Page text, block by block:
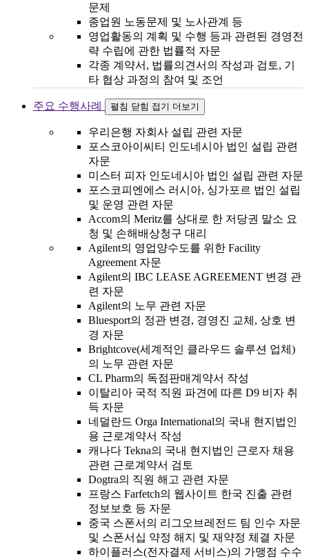
문제
종업원 노동문제 및 노사관계 등
영업활동의 계획 및 수행 등과 관련된 경영전
략 수립에 관한 법률적 자문
각종 계약서, 법률의견서의 작성과 검토, 기
타 협상 과정의 참여 및 조언
주요 수행사례 펼침 닫힘 접기 더보기
우리은행 자회사 설립 관련 자문
포스코아이씨티 인도네시아 법인 설립 관련
자문
미스터 피자 인도네시아 법인 설립 관련 자문
포스코피엔에스 러시아, 싱가포르 법인 설립
및 운영 관련 자문
Accom의 Meritz를 상대로 한 저당권 말소 요
청 및 손해배상청구 대리
Agilent의 영업양수도를 위한 Facility
Agreement 자문
Agilent의 IBC LEASE AGREEMENT 변경 관
련 자문
Agilent의 노무 관련 자문
Bluesport의 정관 변경, 경영진 교체, 상호 변
경 자문
Brightcove(세계적인 클라우드 솔루션 업체)
의 노무 관련 자문
CL Pharm의 독점판매계약서 작성
이탈리아 국적 직원 파견에 따른 D9 비자 취
득 자문
네덜란드 Orga International의 국내 현지법인
용 근로계약서 작성
캐나다 Tekna의 국내 현지법인 근로자 채용
관련 근로계약서 검토
Dogtra의 직원 해고 관련 자문
프랑스 Farfetch의 웹사이트 한국 진출 관련
정보보호 등 자문
중국 스폰서의 리그오브레전드 팀 인수 자문
및 스폰서십 약정 해지 및 재약정 체결 자문
하이플러스(전자결제 서비스)의 가맹점 수수